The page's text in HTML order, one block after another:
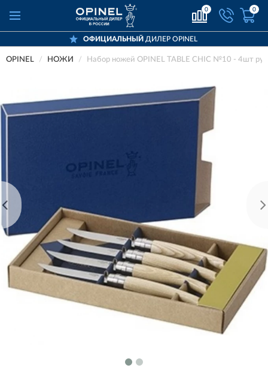
0 0
ОФИЦИАЛЬНЫЙДИЛЕР OPINEL
OPINEL НОЖИ Набор ножей OPINEL TABLE CHIC №10 - 4шт